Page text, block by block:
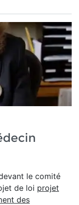
le comité
de loi projet
des